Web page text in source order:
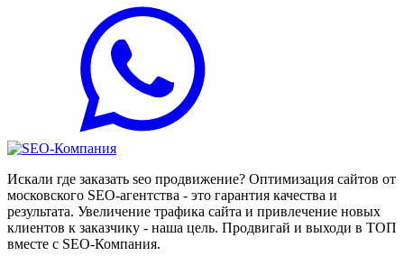
Искали где заказать seo продвижение? Оптимизация сайтов от
московского SEO-агентства - это гарантия качества и
результата. Увеличение трафика сайта и привлечение новых
клиентов к заказчику - наша цель. Продвигай и выходи в ТОП
вместе с SEO-Компания.